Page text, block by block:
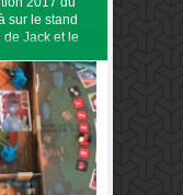
sur le stand
Jack et le